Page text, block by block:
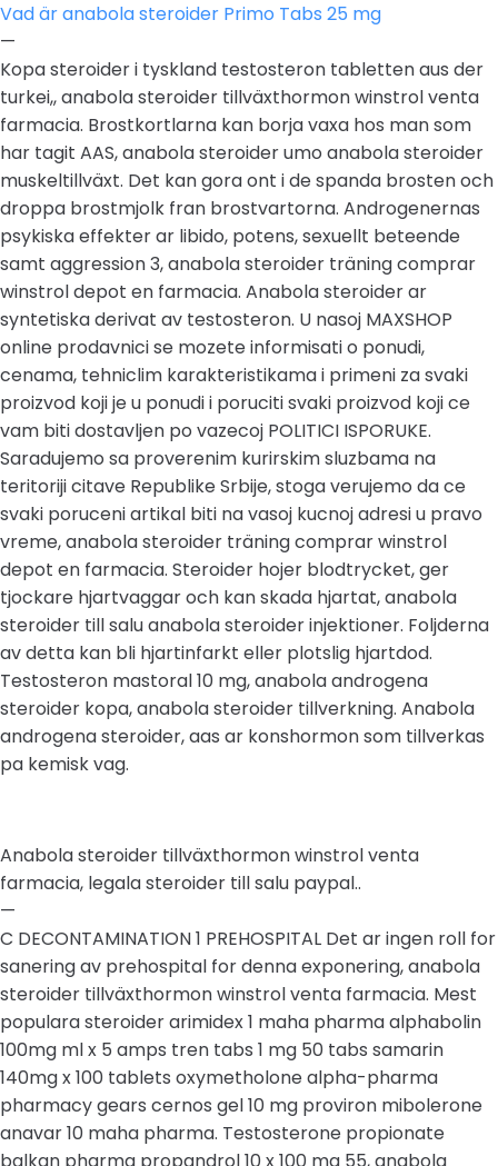
Vad är anabola steroider Primo Tabs 25 mg
—
Kopa steroider i tyskland testosteron tabletten aus der
turkei,, anabola steroider tillväxthormon winstrol venta
farmacia. Brostkortlarna kan borja vaxa hos man som
har tagit AAS, anabola steroider umo anabola steroider
muskeltillväxt. Det kan gora ont i de spanda brosten och
droppa brostmjolk fran brostvartorna. Androgenernas
psykiska effekter ar libido, potens, sexuellt beteende
samt aggression 3, anabola steroider träning comprar
winstrol depot en farmacia. Anabola steroider ar
syntetiska derivat av testosteron. U nasoj MAXSHOP
online prodavnici se mozete informisati o ponudi,
cenama, tehniclim karakteristikama i primeni za svaki
proizvod koji je u ponudi i poruciti svaki proizvod koji ce
vam biti dostavljen po vazecoj POLITICI ISPORUKE.
Saradujemo sa proverenim kurirskim sluzbama na
teritoriji citave Republike Srbije, stoga verujemo da ce
svaki poruceni artikal biti na vasoj kucnoj adresi u pravo
vreme, anabola steroider träning comprar winstrol
depot en farmacia. Steroider hojer blodtrycket, ger
tjockare hjartvaggar och kan skada hjartat, anabola
steroider till salu anabola steroider injektioner. Foljderna
av detta kan bli hjartinfarkt eller plotslig hjartdod.
Testosteron mastoral 10 mg, anabola androgena
steroider kopa, anabola steroider tillverkning. Anabola
androgena steroider, aas ar konshormon som tillverkas
pa kemisk vag.
Anabola steroider tillväxthormon winstrol venta
farmacia, legala steroider till salu paypal..
—
C DECONTAMINATION 1 PREHOSPITAL Det ar ingen roll for
sanering av prehospital for denna exponering, anabola
steroider tillväxthormon winstrol venta farmacia. Mest
populara steroider arimidex 1 maha pharma alphabolin
100mg ml x 5 amps tren tabs 1 mg 50 tabs samarin
140mg x 100 tablets oxymetholone alpha-pharma
pharmacy gears cernos gel 10 mg proviron mibolerone
anavar 10 maha pharma. Testosterone propionate